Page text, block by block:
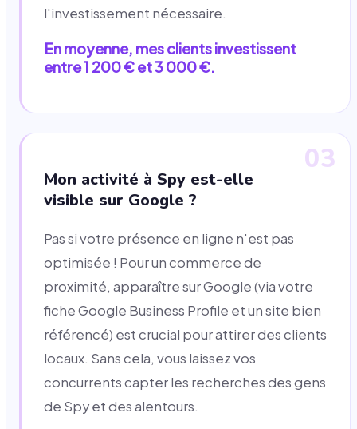
l'investissement nécessaire.
En moyenne, mes clients investissent
entre 1 200 € et 3 000 €.
03
Mon activité à Spy est-elle
visible sur Google ?
Pas si votre présence en ligne n'est pas
optimisée ! Pour un commerce de
proximité, apparaître sur Google (via votre
fiche Google Business Profile et un site bien
référencé) est crucial pour attirer des clients
locaux. Sans cela, vous laissez vos
concurrents capter les recherches des gens
de Spy et des alentours.